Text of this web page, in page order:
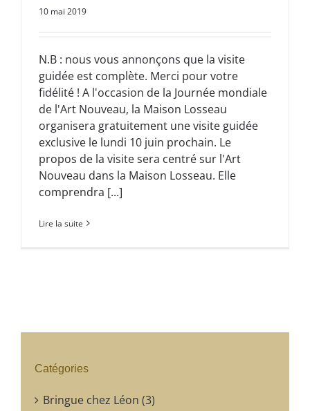
10 mai 2019
N.B : nous vous annonçons que la visite
guidée est complète. Merci pour votre
fidélité ! A l'occasion de la Journée mondiale
de l'Art Nouveau, la Maison Losseau
organisera gratuitement une visite guidée
exclusive le lundi 10 juin prochain. Le
propos de la visite sera centré sur l'Art
Nouveau dans la Maison Losseau. Elle
comprendra [...]
Lire la suite
Catégories
Bringue chez Léon (3)